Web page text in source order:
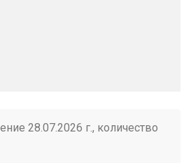
28.07.2026 г., количество